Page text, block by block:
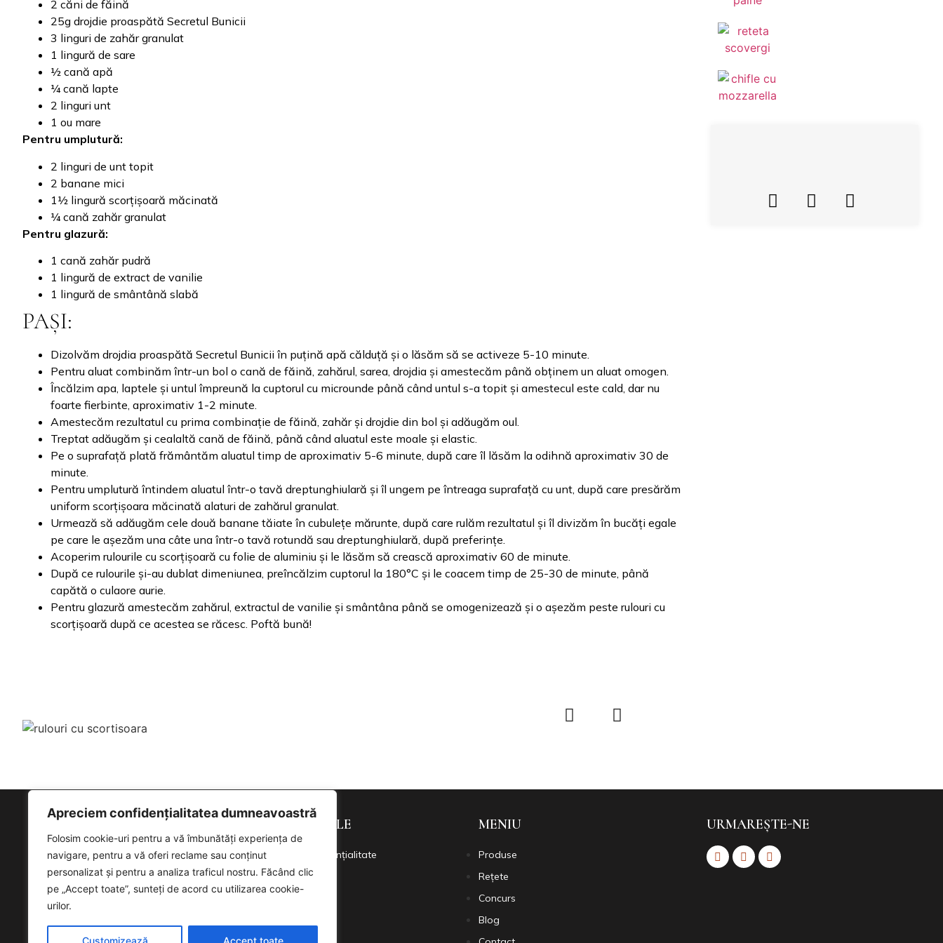
Apreciem confidențialitatea dumneavoastră
Folosim cookie-uri pentru a vă îmbunătăți experiența de
navigare, pentru a vă oferi reclame sau conținut
personalizat și pentru a analiza traficul nostru. Făcând clic
pe „Accept toate”, sunteți de acord cu utilizarea cookie-
urilor.
Customizează Accept toate
2 căni de făină
25g drojdie proaspătă Secretul Bunicii
3 linguri de zahăr granulat
1 lingură de sare
½ cană apă
¼ cană lapte
2 linguri unt
1 ou mare
Pentru umplutură:
2 linguri de unt topit
2 banane mici
1½ lingură scorțișoară măcinată
¼ cană zahăr granulat
Pentru glazură:
1 cană zahăr pudră
1 lingură de extract de vanilie
1 lingură de smântână slabă
PAȘI:
Dizolvăm drojdia proaspătă Secretul Bunicii în puțină apă călduță și o lăsăm să se activeze 5-10 minute.
Pentru aluat combinăm într-un bol o cană de făină, zahărul, sarea, drojdia și amestecăm până obținem un aluat omogen.
Încălzim apa, laptele și untul împreună la cuptorul cu microunde până când untul s-a topit și amestecul este cald, dar nu
foarte fierbinte, aproximativ 1-2 minute.
Amestecăm rezultatul cu prima combinație de făină, zahăr și drojdie din bol și adăugăm oul.
Treptat adăugăm și cealaltă cană de făină, până când aluatul este moale și elastic.
Pe o suprafață plată frământăm aluatul timp de aproximativ 5-6 minute, după care îl lăsăm la odihnă aproximativ 30 de
minute.
Pentru umplutură întindem aluatul într-o tavă dreptunghiulară și îl ungem pe întreaga suprafață cu unt, după care presărăm
uniform scorțișoara măcinată alaturi de zahărul granulat.
Urmează să adăugăm cele două banane tăiate în cubulețe mărunte, după care rulăm rezultatul și îl divizăm în bucăți egale
pe care le așezăm una câte una într-o tavă rotundă sau dreptunghiulară, după preferințe.
Acoperim rulourile cu scorțișoară cu folie de aluminiu și le lăsăm să crească aproximativ 60 de minute.
După ce rulourile și-au dublat dimeniunea, preîncălzim cuptorul la 180°C și le coacem timp de 25-30 de minute, până
capătă o culaore aurie.
Pentru glazură amestecăm zahărul, extractul de vanilie și smântâna până se omogenizează și o așezăm peste rulouri cu
scorțișoară după ce acestea se răcesc. Poftă bună!
LINK-URI UTILE
Politica de confidențialitate
Politică de cookies
MENIU
Produse
Rețete
Concurs
Blog
URMAREȘTE-NE